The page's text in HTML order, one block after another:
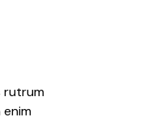
rutrum